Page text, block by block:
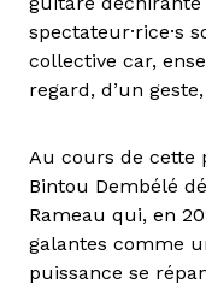
spectateur·rice·s
collective car,
regard, d’un
Au cours de cette
Bintou Dembélé
Rameau qui, en
galantes comme
puissance se